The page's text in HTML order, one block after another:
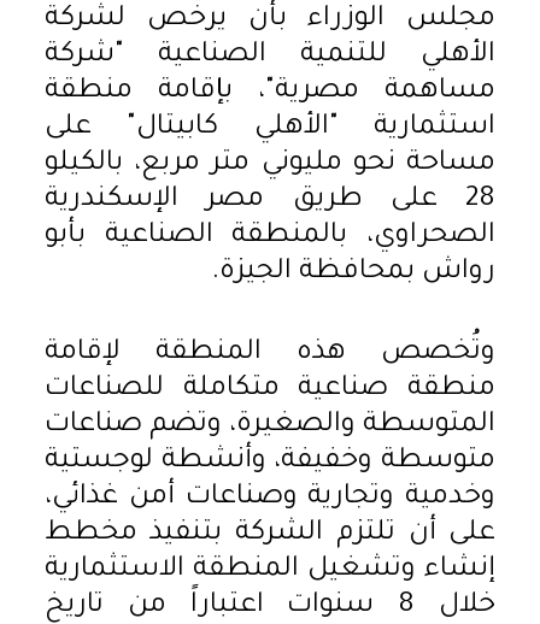
مجلس الوزراء بأن يرخص لشركة
الأهلي للتنمية الصناعية "شركة
مساهمة مصرية"، بإقامة منطقة
استثمارية "الأهلي كابيتال" على
مساحة نحو مليوني متر مربع، بالكيلو
28 على طريق مصر الإسكندرية
الصحراوي، بالمنطقة الصناعية بأبو
رواش بمحافظة الجيزة.
وتُخصص هذه المنطقة لإقامة
منطقة صناعية متكاملة للصناعات
المتوسطة والصغيرة، وتضم صناعات
متوسطة وخفيفة، وأنشطة لوجستية
وخدمية وتجارية وصناعات أمن غذائي،
على أن تلتزم الشركة بتنفيذ مخطط
إنشاء وتشغيل المنطقة الاستثمارية
خلال 8 سنوات اعتباراً من تاريخ